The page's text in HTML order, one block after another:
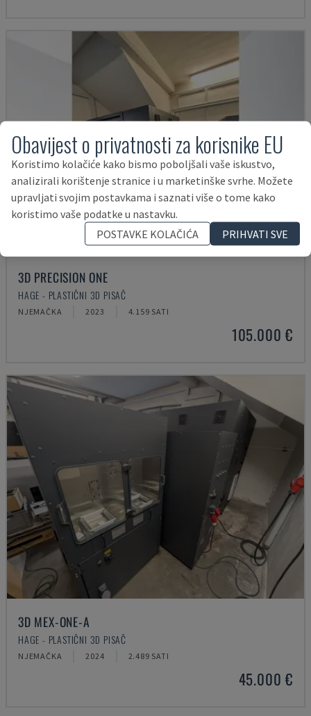
3D PRECISION ONE
HAGE - PLASTIČNI 3D PISAČ
NJEMAČKA 2023 4.159 SATI
105.000 €
3D MEX-ONE-A
HAGE - PLASTIČNI 3D PISAČ
NJEMAČKA 2024 2.489 SATI
45.000 €
Obavijest o privatnosti za korisnike EU
Koristimo kolačiće kako bismo poboljšali vaše iskustvo,
analizirali korištenje stranice i u marketinške svrhe. Možete
upravljati svojim postavkama i saznati više o tome kako
koristimo vaše podatke u nastavku.
POSTAVKE KOLAČIĆA
PRIHVATI SVE